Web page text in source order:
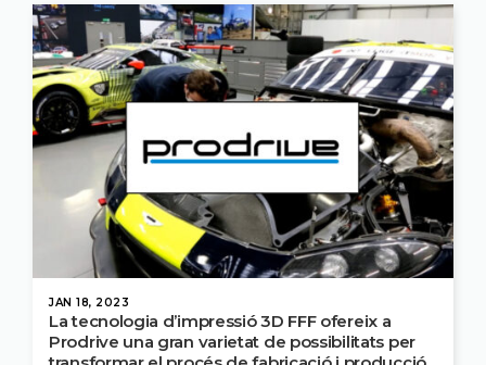
JAN 18, 2023
La tecnologia d’impressió 3D FFF ofereix a
Prodrive una gran varietat de possibilitats per